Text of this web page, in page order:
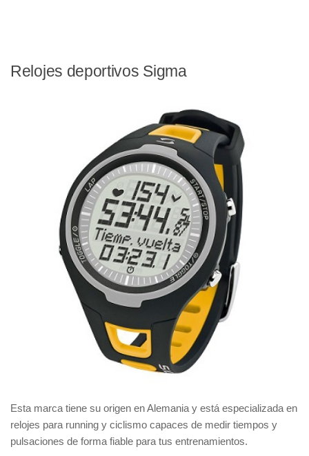
Relojes deportivos Sigma
Esta marca tiene su origen en Alemania y está especializada en
relojes para running y ciclismo capaces de medir tiempos y
pulsaciones de forma fiable para tus entrenamientos.